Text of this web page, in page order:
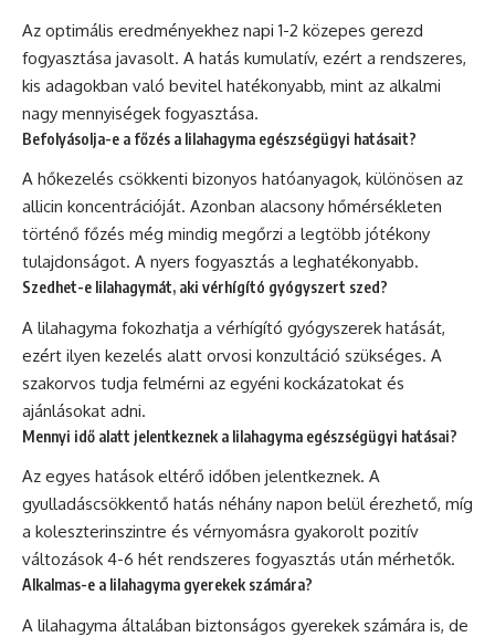
Az optimális eredményekhez napi 1-2 közepes gerezd
fogyasztása javasolt. A hatás kumulatív, ezért a rendszeres,
kis adagokban való bevitel hatékonyabb, mint az alkalmi
nagy mennyiségek fogyasztása.
Befolyásolja-e a főzés a lilahagyma egészségügyi hatásait?
A hőkezelés csökkenti bizonyos hatóanyagok, különösen az
allicin koncentrációját. Azonban alacsony hőmérsékleten
történő főzés még mindig megőrzi a legtöbb jótékony
tulajdonságot. A nyers fogyasztás a leghatékonyabb.
Szedhet-e lilahagymát, aki vérhígító gyógyszert szed?
A lilahagyma fokozhatja a vérhígító gyógyszerek hatását,
ezért ilyen kezelés alatt orvosi konzultáció szükséges. A
szakorvos tudja felmérni az egyéni kockázatokat és
ajánlásokat adni.
Mennyi idő alatt jelentkeznek a lilahagyma egészségügyi hatásai?
Az egyes hatások eltérő időben jelentkeznek. A
gyulladáscsökkentő hatás néhány napon belül érezhető, míg
a koleszterinszintre és vérnyomásra gyakorolt pozitív
változások 4-6 hét rendszeres fogyasztás után mérhetők.
Alkalmas-e a lilahagyma gyerekek számára?
A lilahagyma általában biztonságos gyerekek számára is, de